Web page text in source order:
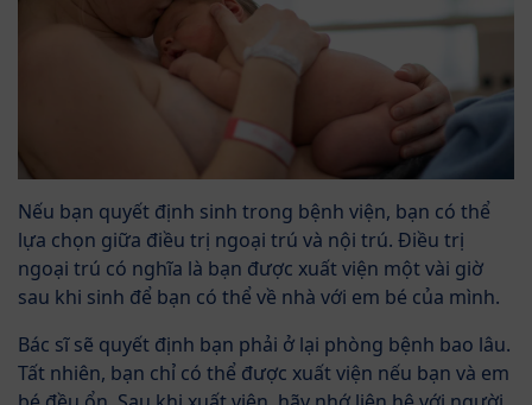
Nếu bạn quyết định sinh trong bệnh viện, bạn có thể
lựa chọn giữa điều trị ngoại trú và nội trú. Điều trị
ngoại trú có nghĩa là bạn được xuất viện một vài giờ
sau khi sinh để bạn có thể về nhà với em bé của mình.
Bác sĩ sẽ quyết định bạn phải ở lại phòng bệnh bao lâu.
Tất nhiên, bạn chỉ có thể được xuất viện nếu bạn và em